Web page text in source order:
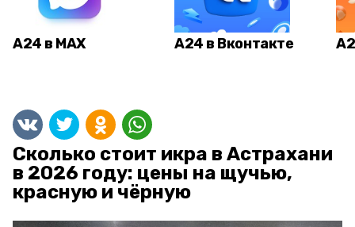
А24 в MAX А24 в Вконтакте
Сколько стоит икра в Астрахани
в 2026 году: цены на щучью,
красную и чёрную